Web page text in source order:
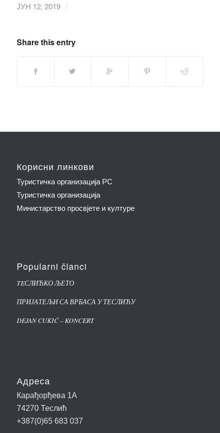
ЈУН 12, 2019 /
Share this entry
Корисни линкови
Туристичка организација РС
Туристичка организација
Министарство просвјете и културе
Popularni članci
TEСЛИЋКО ЉЕТО
ПРИЈАТЕЉИ СА ВРБАСА У ТЕСЛИЋУ
DEJAN CUKIĆ – KONCERT
Адреса
Карађорђева 1А
74270 Теслић
+387(0)65 683 037